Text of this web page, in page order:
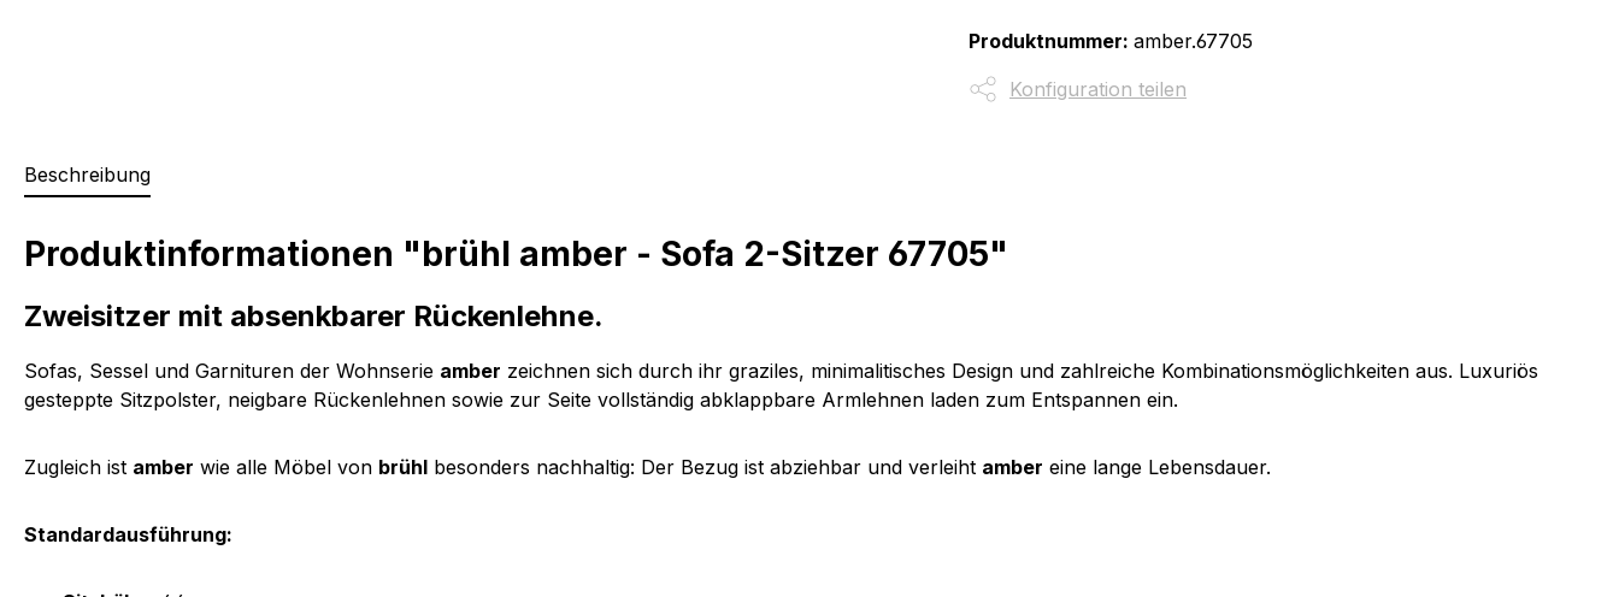
Produktnummer: amber.67705
Konfiguration teilen
Beschreibung
Produktinformationen "brühl amber - Sofa 2-Sitzer 67705"
Zweisitzer mit absenkbarer Rückenlehne.
Sofas, Sessel und Garnituren der Wohnserie amber zeichnen sich durch ihr graziles, minimalitisches Design und zahlreiche Kombinationsmöglichkeiten aus. Luxuriös
gesteppte Sitzpolster, neigbare Rückenlehnen sowie zur Seite vollständig abklappbare Armlehnen laden zum Entspannen ein.
Zugleich ist amber wie alle Möbel von brühl besonders nachhaltig: Der Bezug ist abziehbar und verleiht amber eine lange Lebensdauer.
Standardausführung: